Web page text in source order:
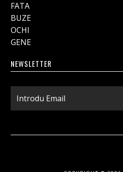
FATA
BUZE
OCHI
GENE
NEWSLETTER